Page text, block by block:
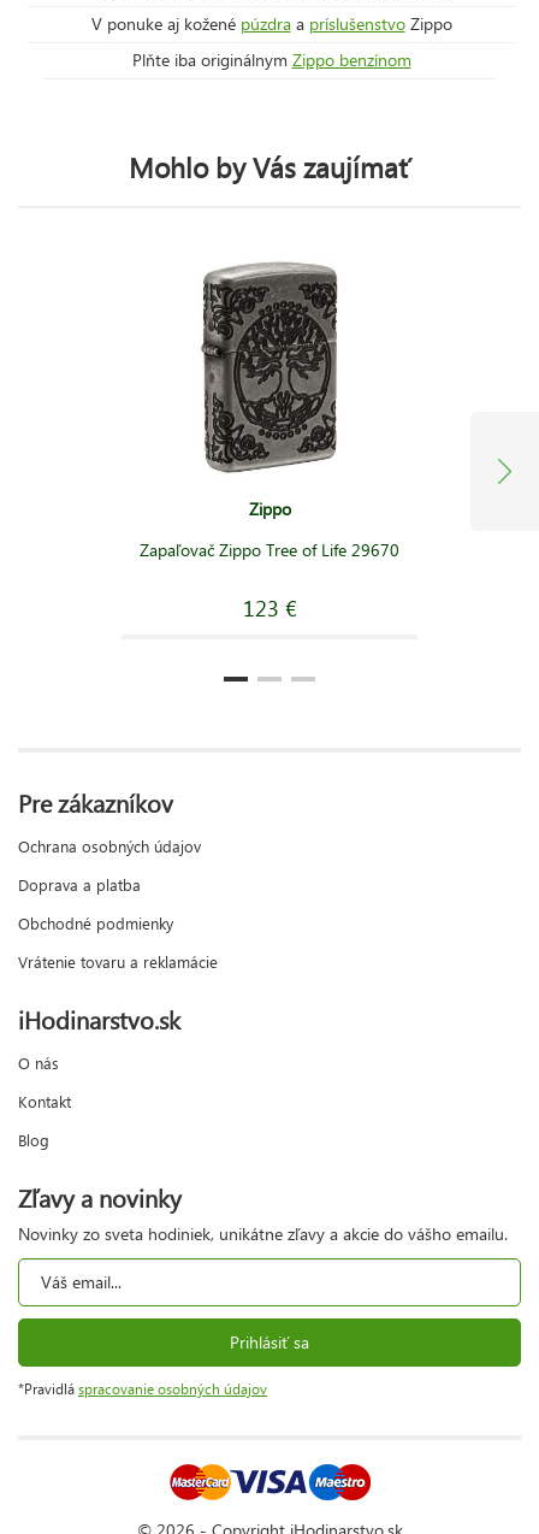
V ponuke aj kožené púzdraa príslušenstvoZippo
Plňte iba originálnym Zippo benzínom
Mohlo by Vás zaujímať
Zippo
Zapaľovač Zippo Tree of Life 29670
123 €
Pre zákazníkov
Ochrana osobných údajov
Doprava a platba
Obchodné podmienky
Vrátenie tovaru a reklamácie
iHodinarstvo.sk
O nás
Kontakt
Blog
Zľavy a novinky
Novinky zo sveta hodiniek, unikátne zľavy a akcie do vášho emailu.
Prihlásiť sa
*Pravidlá spracovanie osobných údajov
© 2026 - Copyright iHodinarstvo.sk